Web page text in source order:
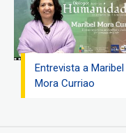
Entrevista a Maribel
Mora Curriao